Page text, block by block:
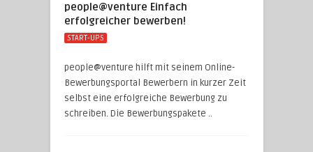
people@venture Einfach
erfolgreicher bewerben!
START-UPS
people@venture hilft mit seinem Online-
Bewerbungsportal Bewerbern in kurzer Zeit
selbst eine erfolgreiche Bewerbung zu
schreiben. Die Bewerbungspakete ..